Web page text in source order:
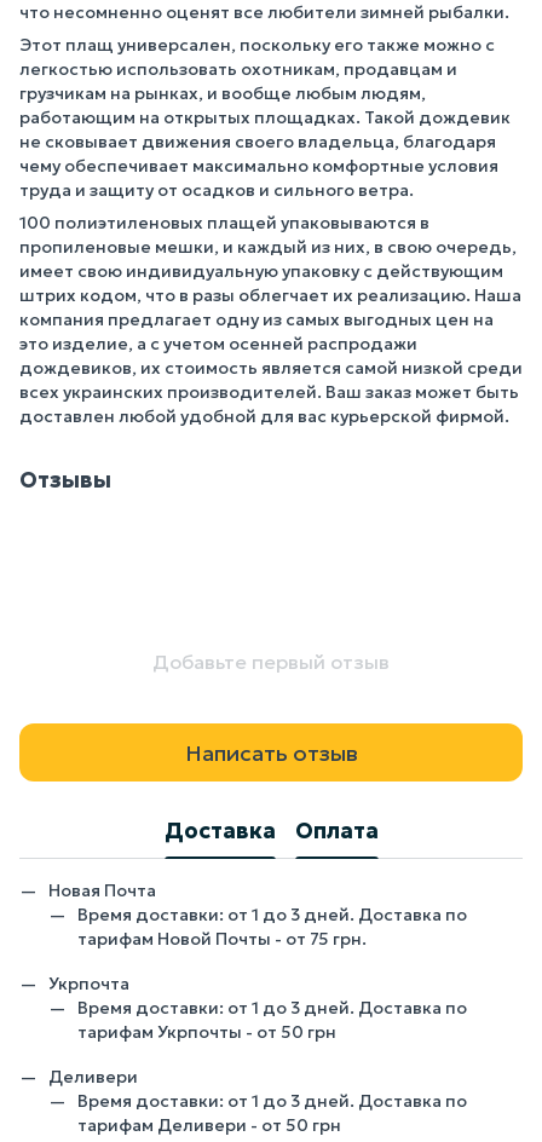
что несомненно оценят все любители зимней рыбалки.
Этот плащ универсален, поскольку его также можно с
легкостью использовать охотникам, продавцам и
грузчикам на рынках, и вообще любым людям,
работающим на открытых площадках. Такой дождевик
не сковывает движения своего владельца, благодаря
чему обеспечивает максимально комфортные условия
труда и защиту от осадков и сильного ветра.
100 полиэтиленовых плащей упаковываются в
пропиленовые мешки, и каждый из них, в свою очередь,
имеет свою индивидуальную упаковку с действующим
штрих кодом, что в разы облегчает их реализацию. Наша
компания предлагает одну из самых выгодных цен на
это изделие, а с учетом осенней распродажи
дождевиков, их стоимость является самой низкой среди
всех украинских производителей. Ваш заказ может быть
доставлен любой удобной для вас курьерской фирмой.
Отзывы
Добавьте первый отзыв
Написать отзыв
Доставка Оплата
Новая Почта
Время доставки: от 1 до 3 дней. Доставка по
тарифам Новой Почты - от 75 грн.
Укрпочта
Время доставки: от 1 до 3 дней. Доставка по
тарифам Укрпочты - от 50 грн
Деливери
Время доставки: от 1 до 3 дней. Доставка по
тарифам Деливери - от 50 грн